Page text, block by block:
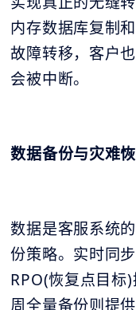
内存数据库复制
故障转移，客户
会被中断。
数据备份与灾难
数据是客服系统
份策略。实时同
RPO(恢复点目标
周全量备份则提